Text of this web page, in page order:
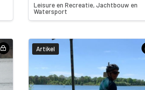
Leisure en Recreatie, Jachtbouw en
Watersport
Artikel